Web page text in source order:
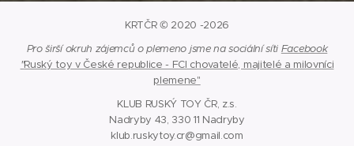
KRTČR © 2020 -2026
Pro širší okruh zájemců o plemeno jsme na sociální síti Facebook
"Ruský toy v České republice - FCI chovatelé, majitelé a milovníci
plemene"
KLUB RUSKÝ TOY ČR, z.s.
Nadryby 43, 330 11 Nadryby
klub.ruskytoy.cr@gmail.com